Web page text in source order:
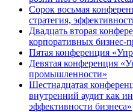
Сорок восьмая
стратегия,
Двадцать вторая
корпоративных бизнес-
Пятая конференция
Девятая конференция
промышленности»
Шестнадцатая
внутренний аудит как
эффективности бизнеса»